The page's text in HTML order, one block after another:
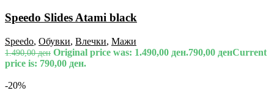
Speedo Slides Atami black
Speedo, Обувки, Влечки, Мажи
1.490,00ден Original price was: 1.490,00 ден.790,00 денCurrent
price is: 790,00 ден.
-20%